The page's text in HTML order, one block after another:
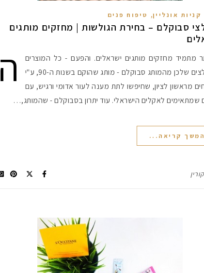
אונליין, טיפוח פנים
סבוקלם – בחירת הגולשות | מחזקים מותגים
ה
מתמיד מחזקים מותגים ישראלים. והפעם - כל המוצרים
המומלצים שלכן מהמותג סבוקלם - מותג שהוקם בשנות ה-90, ע"י
מראשון לציון, שחיפשו לתת מענה לעור אדומי ורגיש, עם
שמתאימים לאקלים הישראלי. עוד יתרון בסבוקלם - שהמותג,…
קריאה...
קורין